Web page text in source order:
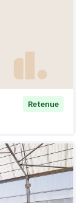
Retenue